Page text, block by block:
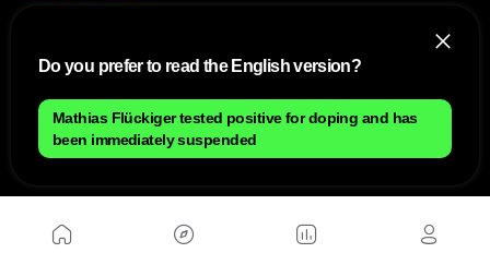
Do you prefer to read the English version?
Mathias Flückiger tested positive for doping and has
been immediately suspended